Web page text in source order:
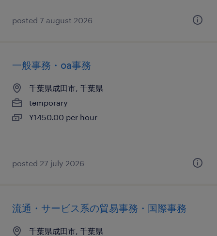
posted 7 august 2026
一般事務・oa事務
千葉県成田市, 千葉県
temporary
¥1450.00 per hour
posted 27 july 2026
流通・サービス系の貿易事務・国際事務
千葉県成田市, 千葉県